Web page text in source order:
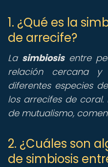
1. ¿Qué es la
de arrecife?
La simbiosisentre
relación cercana
diferentes especies
los arrecifes de coral.
de mutualismo,
2. ¿Cuáles son
de simbiosis